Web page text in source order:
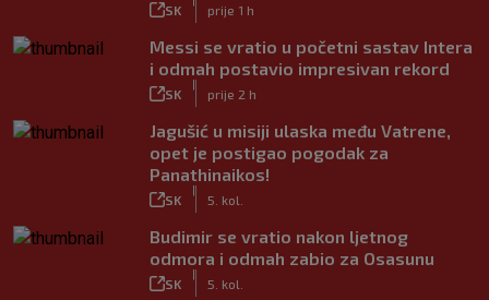
SK prije 1 h
Messi se vratio u početni sastav Intera
i odmah postavio impresivan rekord
SK prije 2 h
Jagušić u misiji ulaska među Vatrene,
opet je postigao pogodak za
Panathinaikos!
SK 5. kol.
Budimir se vratio nakon ljetnog
odmora i odmah zabio za Osasunu
SK 5. kol.